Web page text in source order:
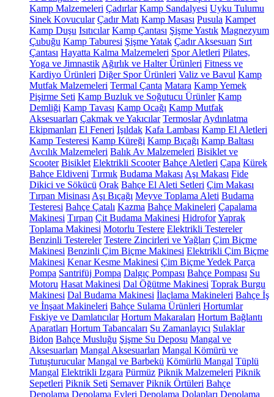
Kamp Malzemeleri Çadırlar Kamp Sandalyesi Uyku Tulumu
Sinek Kovucular Çadır Matı Kamp Masası Pusula Kampet
Kamp Duşu Isıtıcılar Kamp Çantası Şişme Yastık Magnezyum
Çubuğu Kamp Taburesi Şişme Yatak Çadır Aksesuarı Sırt
Çantası Hayatta Kalma Malzemeleri Spor Aletleri Pilates,
Yoga ve Jimnastik Ağırlık ve Halter Ürünleri Fitness ve
Kardiyo Ürünleri Diğer Spor Ürünleri Valiz ve Bavul Kamp
Mutfak Malzemeleri Termal Çanta Matara Kamp Yemek
Pişirme Seti Kamp Buzluk ve Soğutucu Ürünler Kamp
Demliği Kamp Tavası Kamp Ocağı Kamp Mutfak
Aksesuarları Çakmak ve Yakıcılar Termoslar Aydınlatma
Ekipmanları El Feneri Işıldak Kafa Lambası Kamp El Aletleri
Kamp Testeresi Kamp Küreği Kamp Bıçağı Kamp Baltası
Avcılık Malzemeleri Balık Av Malzemeleri Bisiklet ve
Scooter Bisiklet Elektrikli Scooter Bahçe Aletleri Çapa Kürek
Bahçe Eldiveni Tırmık Budama Makası Aşı Makası Fide
Dikici ve Sökücü Orak Bahçe El Aleti Setleri Çim Makası
Tırpan Misinası Aşı Bıçağı Meyve Toplama Aleti Budama
Testeresi Bahçe Çatalı Kazma Bahçe Makineleri Çapalama
Makinesi Tırpan Çit Budama Makinesi HidroforYaprak
Toplama Makinesi Motorlu Testere Elektrikli Testereler
Benzinli Testereler Testere Zincirleri ve Yağları Çim Biçme
Makinesi Benzinli Çim Biçme Makinesi Elektrikli Çim Biçme
Makinesi Kenar Kesme Makinesi Çim Biçme Yedek Parça
Pompa Santrifüj Pompa Dalgıç Pompası Bahçe Pompası Su
Motoru Hasat Makinesi Dal Öğütme Makinesi Toprak Burgu
Makinesi Dal Budama Makinesi İlaçlama Makineleri Bahçe İş
ve İnşaat Makineleri Bahçe Sulama Ürünleri Hortumlar
Fıskiye ve Damlatıcılar Hortum Makaraları Hortum Bağlantı
Aparatları Hortum Tabancaları Su Zamanlayıcı Sulaklar
Bidon Bahçe Musluğu Şişme Su Deposu Mangal ve
Aksesuarları Mangal Aksesuarları Mangal Kömürü ve
Tutuşturucular Mangal ve Barbekü Kömürlü Mangal Tüplü
Mangal Elektrikli Izgara Pürmüz Piknik Malzemeleri Piknik
Sepetleri Piknik Seti Semaver Piknik Örtüleri Bahçe
Depolama Depolama Evleri Depolama Dolapları Depolama